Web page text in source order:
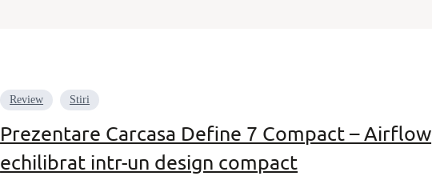
Review Stiri
Prezentare Carcasa Define 7 Compact – Airflow
echilibrat intr-un design compact